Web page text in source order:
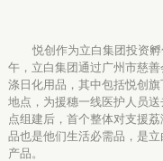
悦创作为立白集团投资
午，立白集团通过广州市慈
涤日化用品，其中包括悦创
地点 ， 为援穗一线医护人员送
点组建后，首个整体对支援
品也是他们生活必需品，是
产品。